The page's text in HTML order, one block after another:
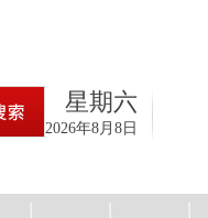
星期六
2026年8月8日